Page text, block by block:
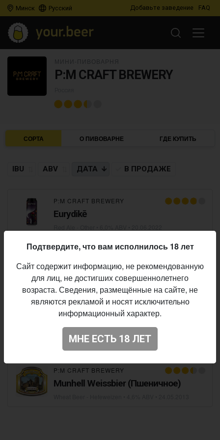
Минск Русский Добавьте заведение FAQ
P:M CRAFT BREWERY
СОРТА О ПИВОВАРНЕ ГДЕ КУПИТЬ
IBU ABV ДАТА В ПРОДАЖЕ
P:M CRAFT BREWERY
Eurydikē
P.M. CRAFT Крик Вишнёвый
Fruit Beer• 5,5% ABV •02.07.2018
P:M CRAFT BREWERY
Светлое
Lager - Pale• 5,3% ABV • 09.08.2013
P:M CRAFT BREWERY
Munhell Weissbier (Пшеничное)
Подтвердите, что вам исполнилось 18 лет
Сайт содержит информацию, не рекомендованную
для лиц, не достигших совершеннолетнего
возраста. Сведения, размещённые на сайте, не
являются рекламой и носят исключительно
информационный характер.
МНЕ ЕСТЬ 18 ЛЕТ